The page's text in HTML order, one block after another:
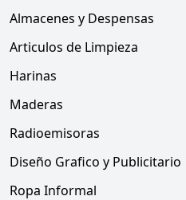
Almacenes y Despensas
Articulos de Limpieza
Harinas
Maderas
Radioemisoras
Diseño Grafico y Publicitario
Ropa Informal